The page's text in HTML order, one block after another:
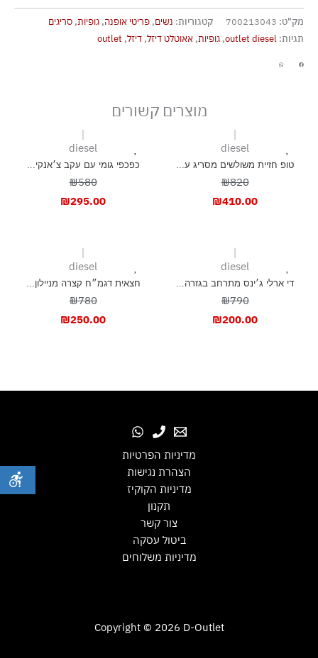
גיהוץ בחום נמוך
אסור לנקות בניקוי יבש כלל
מק"ט: 700213043 קטגוריות: נשים, פריטי אופנה, גופיות, סריגים
תגיות: outlet diesel
, גופיות, אאוטלט דיזל, דיזל,
outlet
מוצרים קשורים
diesel
טופ חזיית משולשים מסריג ע...
₪820
₪410.00
diesel
כפכפי גומי עם עקב צ׳אנקי...
₪580
₪295.00
diesel
די ארלי ג׳ינס מתרחב בגזרה...
₪790
₪200.00
diesel
חצאית דגמ״ח קצרה מניילון...
₪780
₪250.00
מדיניות הפרטיות
הצהרת נגישות
מדיניות הקוקיז
תקנון
צור קשר
ביטול עסקה
מדיניות משלוחים
Copyright © 2026 D-Outlet